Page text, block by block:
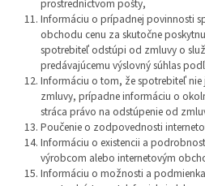
prostredníctvom pošty,
Informáciu o prípadnej povinnosti
obchodu cenu za skutočne
spotrebiteľ odstúpi od zmluvy o
predávajúcemu výslovný súhlas
Informáciu o tom, že spotrebiteľ
zmluvy, prípadne informáciu o
stráca právo na odstúpenie od
Poučenie o zodpovednosti
Informáciu o existencii a
výrobcom alebo internetovým
Informáciu o možnosti a